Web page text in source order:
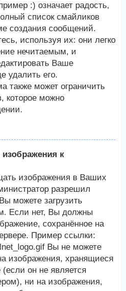
:) означает радость,
список смайликов
создания сообщений.
используя их: они легко
нечитаемым, и
Ваше
удалить его.
также может ограничить
которое можно
к
изображения в Ваших
разрешил
можете загрузить
Если нет, Вы должны
сохранённое на
Пример ссылки:
Вы не можете
изображения, хранящиеся
он не является
ни на изображения,